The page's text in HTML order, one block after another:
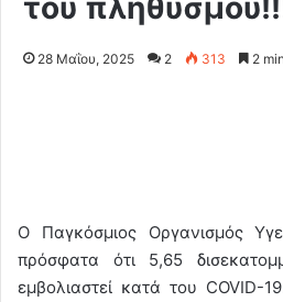
28 Μαΐου, 2025 2 313 2
Ο Παγκόσμιος Οργανισμός
πρόσφατα ότι 5,65
εμβολιαστεί κατά του COVID-